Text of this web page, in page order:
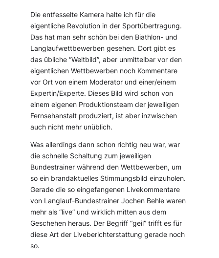
Die entfesselte Kamera halte ich für die
eigentliche Revolution in der Sportübertragung.
Das hat man sehr schön bei den Biathlon- und
Langlaufwettbewerben gesehen. Dort gibt es
das übliche “Weltbild”, aber unmittelbar vor den
eigentlichen Wettbewerben noch Kommentare
vor Ort von einem Moderator und einer/einem
Expertin/Experte. Dieses Bild wird schon von
einem eigenen Produktionsteam der jeweiligen
Fernsehanstalt produziert, ist aber inzwischen
auch nicht mehr unüblich.
Was allerdings dann schon richtig neu war, war
die schnelle Schaltung zum jeweiligen
Bundestrainer während den Wettbewerben, um
so ein brandaktuelles Stimmungsbild einzuholen.
Gerade die so eingefangenen Livekommentare
von Langlauf-Bundestrainer Jochen Behle waren
mehr als “live” und wirklich mitten aus dem
Geschehen heraus. Der Begriff “geil” trifft es für
diese Art der Liveberichterstattung gerade noch
so.